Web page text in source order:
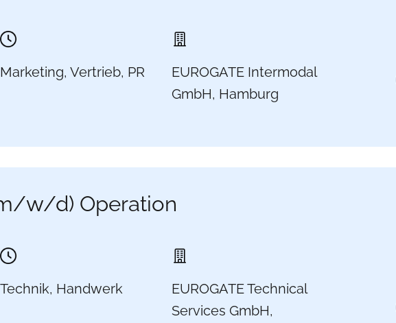
Marketing, Vertrieb, PR
EUROGATE Intermodal
GmbH, Hamburg
w/d) Operation
Technik, Handwerk
EUROGATE Technical
Services GmbH,